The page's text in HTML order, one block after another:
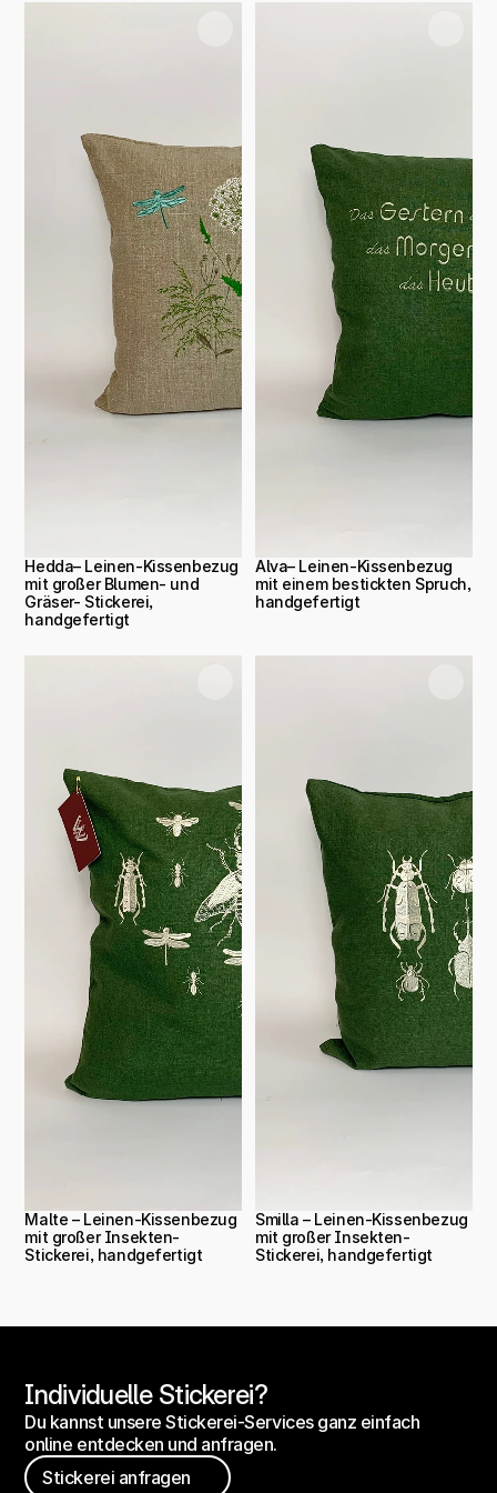
Hedda– Leinen-Kissenbezug
mit großer Blumen- und
Gräser- Stickerei,
handgefertigt
Alva– Leinen-Kissenbezug
mit einem bestickten Spruch,
handgefertigt
Malte – Leinen-Kissenbezug
mit großer Insekten-
Stickerei, handgefertigt
Smilla – Leinen-Kissenbezug
mit großer Insekten-
Stickerei, handgefertigt
Individuelle Stickerei?
Du kannst unsere Stickerei-Services ganz einfach
online entdecken und anfragen.
Stickerei anfragen